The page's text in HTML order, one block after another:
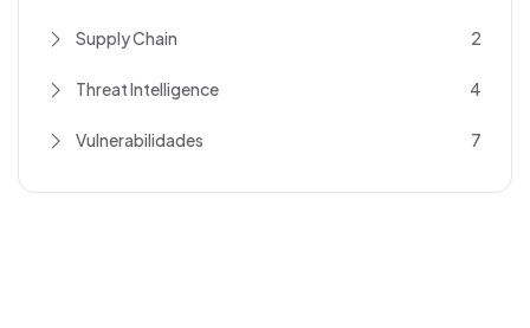
Supply Chain 2
Threat Intelligence 4
Vulnerabilidades 7